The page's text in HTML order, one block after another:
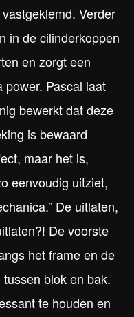
Verder
in de cilinderkoppen
en zorgt een
Pascal laat
bewerkt dat deze
is bewaard
maar het is,
eenvoudig uitziet,
De uitlaten,
De voorste
het frame en de
blok en bak.
te houden en